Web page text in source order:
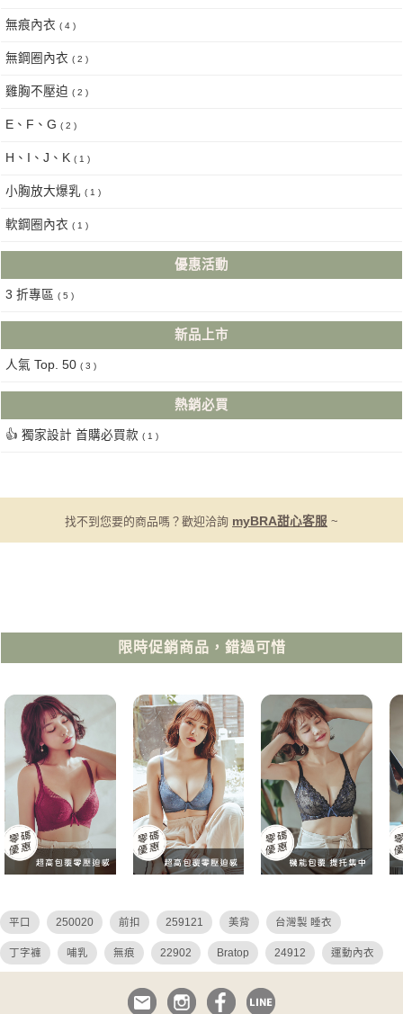
無痕內衣 ( 4 )
無鋼圈內衣 ( 2 )
雞胸不壓迫 ( 2 )
E、F、G ( 2 )
H、I、J、K ( 1 )
小胸放大爆乳 ( 1 )
軟鋼圈內衣 ( 1 )
優惠活動
3 折專區 ( 5 )
新品上市
人氣 Top. 50 ( 3 )
熱銷必買
👍 獨家設計 首購必買款 ( 1 )
找不到您要的商品嗎？歡迎洽詢 myBRA甜心客服 ~
限時促銷商品，錯過可惜
平口 250020 前扣 259121 美背 台灣製 睡衣
丁字褲 哺乳 無痕 22902 Bratop 24912 運動內衣